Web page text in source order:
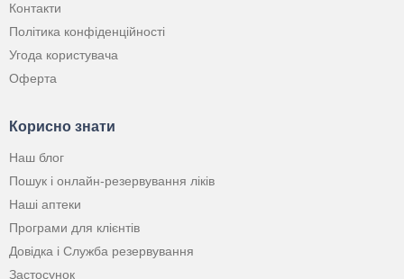
Контакти
Політика конфіденційності
Угода користувача
Оферта
Корисно знати
Наш блог
Пошук і онлайн-резервування ліків
Наші аптеки
Програми для клієнтів
Довідка і Служба резервування
Застосунок